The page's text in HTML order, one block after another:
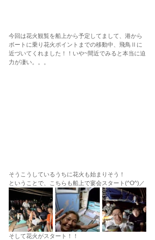
今回は花火観覧を船上から予定してまして、港から
ボートに乗り花火ポイントまでの移動中、飛鳥Ⅱに
近づいてくれました！！いや~間近でみると本当に迫
力が凄い。。。
そうこうしているうちに花火も始まりそう！
ということで、こちらも船上で宴会スタート(^O^)／
そして花火がスタート！！